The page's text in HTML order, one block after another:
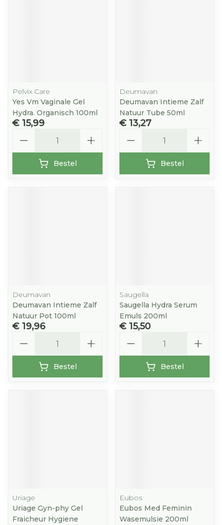
Pelvix Care
Yes Vm Vaginale Gel
Hydra. Organisch 100ml
€ 15,99
Bestel
Deumavan
Deumavan Intieme Zalf
Natuur Tube 50ml
€ 13,27
Bestel
Deumavan
Deumavan Intieme Zalf
Natuur Pot 100ml
€ 19,96
Bestel
Saugella
Saugella Hydra Serum
Emuls 200ml
€ 15,50
Bestel
Uriage
Uriage Gyn-phy Gel
Fraicheur Hygiene
Eubos
Eubos Med Feminin
Wasemulsie 200ml